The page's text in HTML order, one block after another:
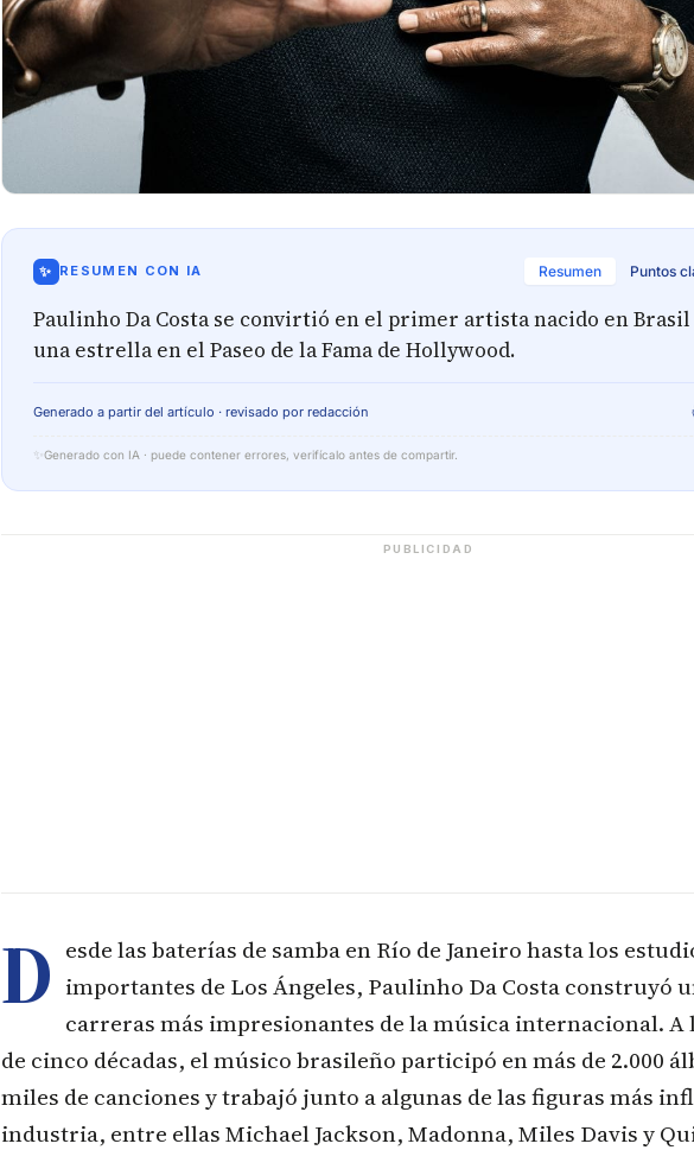
✨ RESUMEN CON IA Resumen Puntos
Paulinho Da Costa se convirtió en el primer artista nacido en
una estrella en el Paseo de la Fama de Hollywood.
Generado a partir del artículo · revisado por redacción
✨ Generado con IA · puede contener errores, verifícalo antes de compartir.
PUBLICIDAD
D esde las baterías de samba en Río de Janeiro hasta los
importantes de Los Ángeles, Paulinho Da Costa construyó
carreras más impresionantes de la música internacional. A
de cinco décadas, el músico brasileño participó en más de 2.000
miles de canciones y trabajó junto a algunas de las figuras más
industria, entre ellas Michael Jackson, Madonna, Miles Davis y